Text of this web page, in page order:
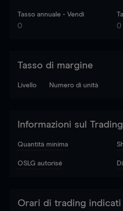
Tasso annuale - Vendi
0 0
Tasso di margine
Livello Numero di unità
Informazioni sul Trading
Quantità minima
OSLG autorisé
Orari di trading